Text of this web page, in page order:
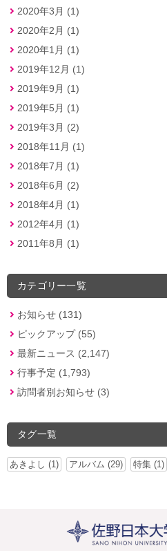
2020年3月 (1)
2020年2月 (1)
2020年1月 (1)
2019年12月 (1)
2019年9月 (1)
2019年5月 (1)
2019年3月 (2)
2018年11月 (1)
2018年7月 (1)
2018年6月 (2)
2018年4月 (1)
2012年4月 (1)
2011年8月 (1)
カテゴリー一覧
お知らせ (131)
ピックアップ (55)
最新ニュース (2,147)
行事予定 (1,793)
訪問者別お知らせ (3)
タグ一覧
あきよし (1) アルバム (29) 特集 (1)